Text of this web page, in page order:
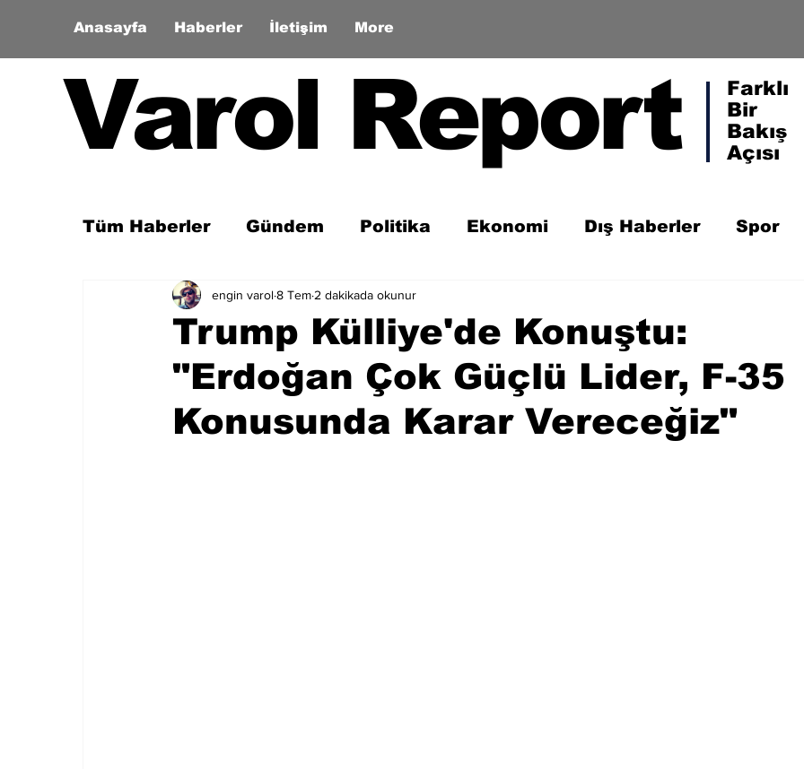
Anasayfa Haberler İletişim More
Varol Report
Farklı
Bir
Bakış
Açısı
Tüm Haberler Gündem Politika Ekonomi Dış Haberler Spor
Son Dakika Zaman Tüneli
Trump Külliye'de Konuştu:
"Erdoğan Çok Güçlü Lider, F-35
Konusunda Karar Vereceğiz"
engin varol8 Tem 2 dakikada okunur